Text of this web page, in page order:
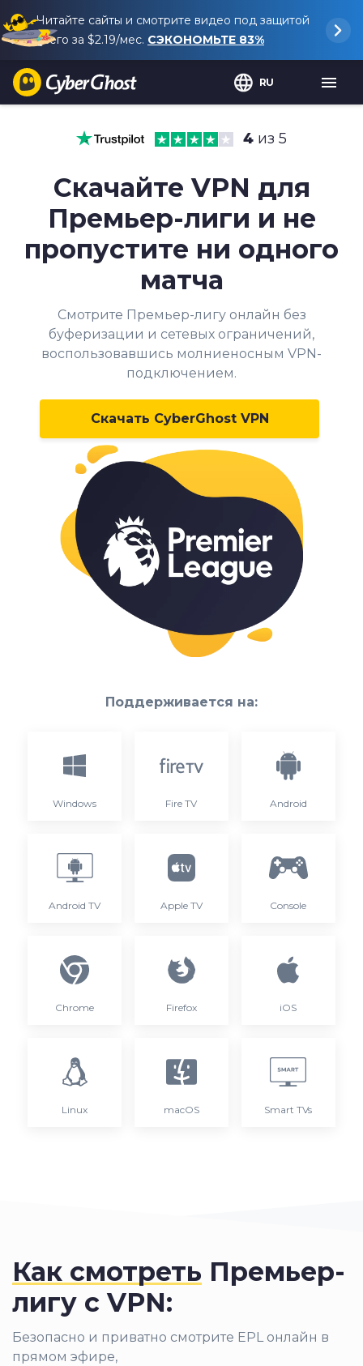
Читайте сайты и смотрите видео под защитой
всего за $2.19/мес. СЭКОНОМЬТЕ 83%
RU
4 из 5
Скачайте VPN для
Премьер-лиги и не
пропустите ни одного
матча
Смотрите Премьер-лигу онлайн без
буферизации и сетевых ограничений,
воспользовавшись молниеносным VPN-
подключением.
Скачать CyberGhost VPN
Поддерживается на:
Windows Fire TV Android
Android TV Apple TV Console
Chrome Firefox iOS
Linux macOS Smart TVs
Как смотреть Премьер-
лигу с VPN:
Безопасно и приватно смотрите EPL онлайн в
прямом эфире,